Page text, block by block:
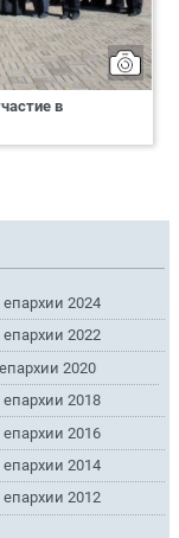
в
2024
2022
2020
2018
2016
2014
2012